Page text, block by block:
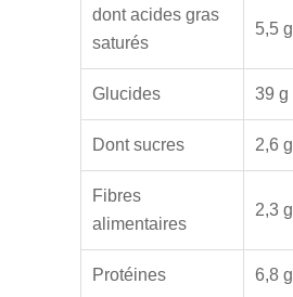
dont acides gras
saturés
5,5 g
Glucides 39 g
Dont sucres 2,6 g
Fibres
alimentaires
2,3 g
Protéines 6,8 g